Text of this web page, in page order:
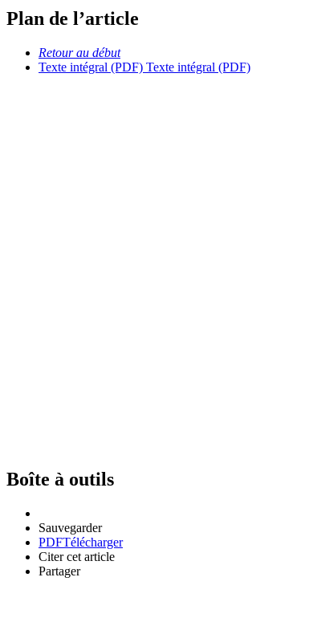
Plan de l’article
Retour au début
Texte intégral (PDF) Texte intégral (PDF)
Boîte à outils
Sauvegarder
PDFTélécharger
Citer cet article
Partager